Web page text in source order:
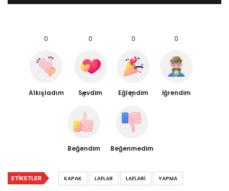
0
Alkışladım
0
Sevdim
0
Eğlendim
0
İğrendim
0
Beğendim
0
Beğenmedim
ETIKETLER KAPAK LAFLAR LAFLARI YAPMA